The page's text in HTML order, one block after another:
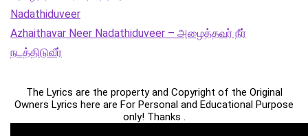
Nadathiduveer
Azhaithavar Neer Nadathiduveer – அழைத்தவர் நீர்
நடத்திடுவீர்
The Lyrics are the property and Copyright of the Original
Owners Lyrics here are For Personal and Educational Purpose
only! Thanks .